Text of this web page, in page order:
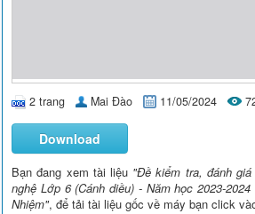
2 trang Mai Đào 11/05/2024
Download
Bạn đang xem tài liệu "Đề kiểm tra, đánh
nghệ Lớp 6 (Cánh diều) - Năm học 2023-
Nhiệm", để tải tài liệu gốc về máy bạn click